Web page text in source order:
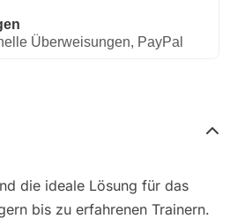
Überweisungen, PayPal
die ideale Lösung für das
bis zu erfahrenen Trainern.